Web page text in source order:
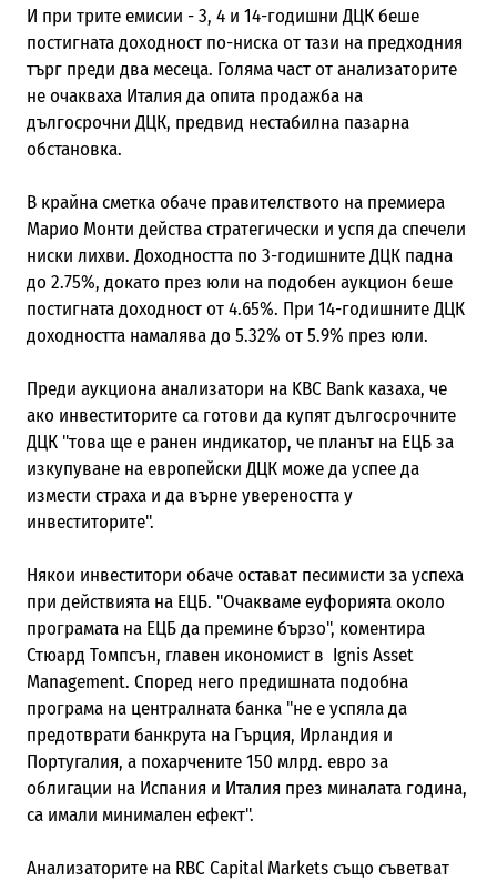
И при трите емисии - 3, 4 и 14-годишни ДЦК беше
постигната доходност по-ниска от тази на предходния
търг преди два месеца. Голяма част от анализаторите
не очакваха Италия да опита продажба на
дългосрочни ДЦК, предвид нестабилна пазарна
обстановка.
В крайна сметка обаче правителството на премиера
Марио Монти действа стратегически и успя да спечели
ниски лихви. Доходността по 3-годишните ДЦК падна
до 2.75%, докато през юли на подобен аукцион беше
постигната доходност от 4.65%. При 14-годишните ДЦК
доходността намалява до 5.32% от 5.9% през юли.
Преди аукциона анализатори на KBC Bank казаха, че
ако инвеститорите са готови да купят дългосрочните
ДЦК "това ще е ранен индикатор, че планът на ЕЦБ за
изкупуване на европейски ДЦК може да успее да
измести страха и да върне увереността у
инвеститорите".
Някои инвеститори обаче остават песимисти за успеха
при действията на ЕЦБ. "Очакваме еуфорията около
програмата на ЕЦБ да премине бързо", коментира
Стюард Томпсън, главен икономист в Ignis Asset
Management. Според него предишната подобна
програма на централната банка "не е успяла да
предотврати банкрута на Гърция, Ирландия и
Португалия, а похарчените 150 млрд. евро за
облигации на Испания и Италия през миналата година,
са имали минимален ефект".
Анализаторите на RBC Capital Markets също съветват